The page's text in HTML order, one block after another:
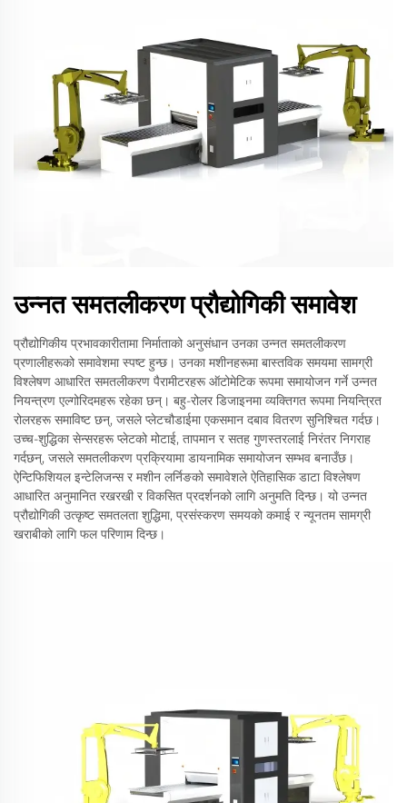
उन्नत समतलीकरण प्रौद्योगिकी समावेश
प्रौद्योगिकीय प्रभावकारीतामा निर्माताको अनुसंधान उनका उन्नत समतलीकरण
प्रणालीहरूको समावेशमा स्पष्ट हुन्छ। उनका मशीनहरूमा बास्तविक समयमा सामग्री
विश्लेषण आधारित समतलीकरण पैरामीटरहरू ऑटोमेटिक रूपमा समायोजन गर्ने उन्नत
नियन्त्रण एल्गोरिदमहरू रहेका छन्। बहु-रोलर डिजाइनमा व्यक्तिगत रूपमा नियन्त्रित
रोलरहरू समाविष्ट छन्, जसले प्लेटचौडाईमा एकसमान दबाव वितरण सुनिश्चित गर्दछ।
उच्च-शुद्धिका सेन्सरहरू प्लेटको मोटाई, तापमान र सतह गुणस्तरलाई निरंतर निगराह
गर्दछन्, जसले समतलीकरण प्रक्रियामा डायनामिक समायोजन सम्भव बनाउँछ।
ऐन्टिफिशियल इन्टेलिजन्स र मशीन लर्निङको समावेशले ऐतिहासिक डाटा विश्लेषण
आधारित अनुमानित रखरखी र विकसित प्रदर्शनको लागि अनुमति दिन्छ। यो उन्नत
प्रौद्योगिकी उत्कृष्ट समतलता शुद्धिमा, प्रसंस्करण समयको कमाई र न्यूनतम सामग्री
खराबीको लागि फल परिणाम दिन्छ।